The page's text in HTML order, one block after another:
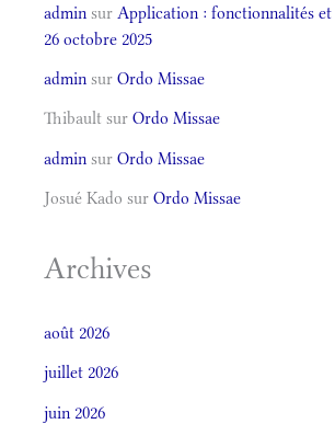
admin sur Application : fonctionnalités
26 octobre 2025
admin sur Ordo Missae
Thibault sur Ordo Missae
admin sur Ordo Missae
Josué Kado sur Ordo Missae
Archives
août 2026
juillet 2026
juin 2026